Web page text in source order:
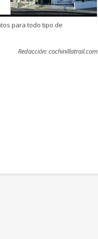
para todo tipo de
Redacción: cochinillatrail.com